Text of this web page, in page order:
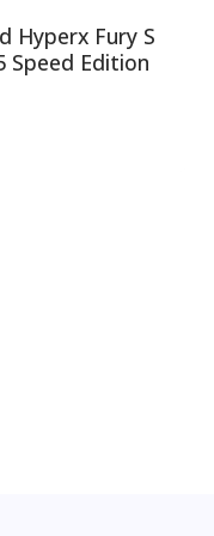
Hyperx Fury S
Speed Edition